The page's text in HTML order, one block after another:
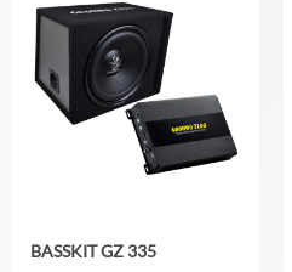
BASSKIT GZ 335